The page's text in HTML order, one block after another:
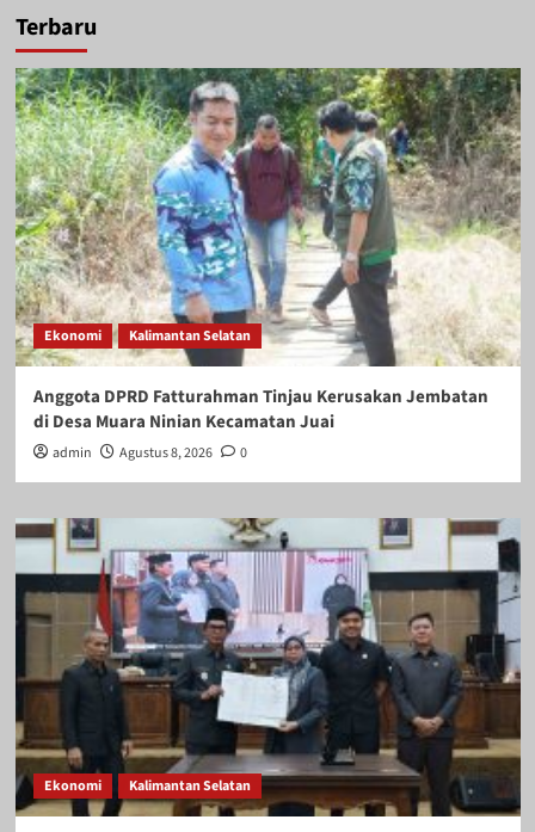
Terbaru
Ekonomi Kalimantan Selatan
Anggota DPRD Fatturahman Tinjau Kerusakan Jembatan
di Desa Muara Ninian Kecamatan Juai
admin Agustus 8, 2026 0
Ekonomi Kalimantan Selatan